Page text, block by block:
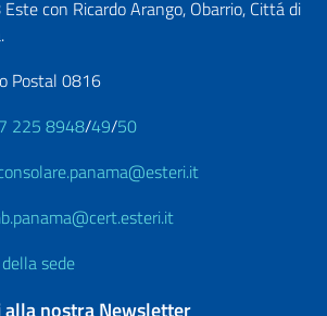
con Ricardo Arango, Obarrio, Cittá di
Postal 0816
225 8948/49/50
sede
alla nostra Newsletter